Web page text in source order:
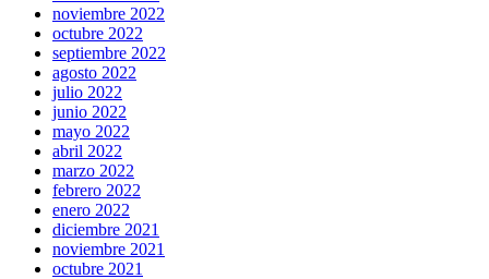
noviembre 2022
octubre 2022
septiembre 2022
agosto 2022
julio 2022
junio 2022
mayo 2022
abril 2022
marzo 2022
febrero 2022
enero 2022
diciembre 2021
noviembre 2021
octubre 2021